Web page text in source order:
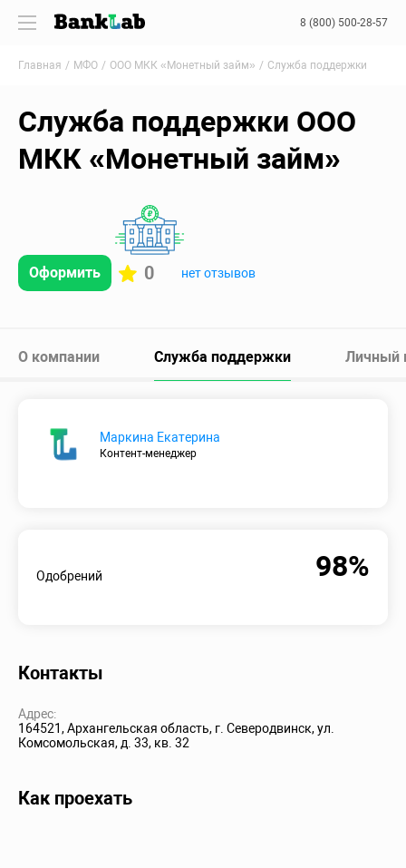
8 (800) 500-28-57
Главная МФО ООО МКК «Монетный займ» Служба поддержки
Служба поддержки ООО
МКК «Монетный займ»
Оформить 0 нет отзывов
О компании Служба поддержки Личный
Маркина Екатерина
Контент-менеджер
Одобрений 98%
Контакты
Адрес:
164521, Архангельская область, г. Северодвинск, ул.
Комсомольская, д. 33, кв. 32
Как проехать